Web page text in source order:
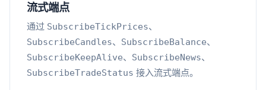
流式端点
通过 SubscribeTickPrices、
SubscribeCandles、 SubscribeBalance、
SubscribeKeepAlive、 SubscribeNews、
SubscribeTradeStatus 接入流式端点。